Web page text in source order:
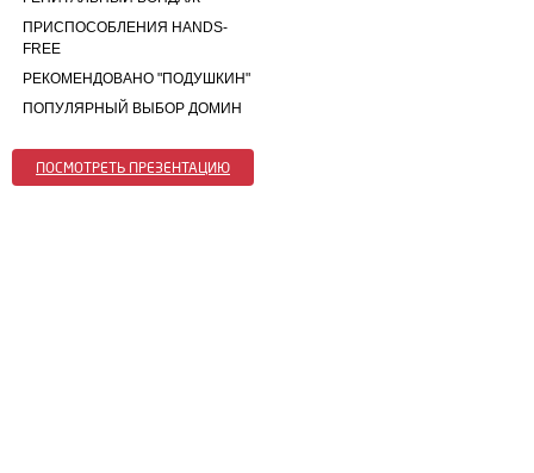
ПРИСПОСОБЛЕНИЯ HANDS-
FREE
РЕКОМЕНДОВАНО "ПОДУШКИН"
ПОПУЛЯРНЫЙ ВЫБОР ДОМИН
ПОСМОТРЕТЬ ПРЕЗЕНТАЦИЮ